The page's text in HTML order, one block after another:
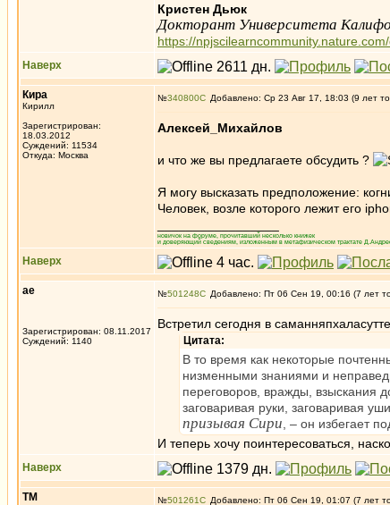
Кристен Дьюк
Докторант Университета
https://
Наверх
Кира
Кирилл
Зарегистрирован:
18.03.2012
Суждений: 11534
Откуда: Москва
№340800 Добавлено: Ср 23 Авг 17, 18:03 (9 лет
Алексей_Михайлов
и что же вы предлагаете обсудить ?
Я могу высказать предположение:
Человек, возле которого лежит его
новичок на форуме, прочитавший несколько книжек
и доверяющий сведениям, изложенным в метафизическом трактате
Наверх
ae
Зарегистрирован: 08.11.2017
Суждений: 1140
№501248 Добавлено: Пт 06 Сен 19, 00:16 (7 лет
Встретил сегодня в саманняпхаласутте
Цитата:
В то время как некоторые
низменными знаниями и
переговоров, вражды, взыскания
заговаривая руки, заговаривая
призывая Сири , – он избегает
И теперь хочу поинтересоваться,
Наверх
ТМ №501261 Добавлено: Пт 06 Сен 19, 01:07 (7 лет